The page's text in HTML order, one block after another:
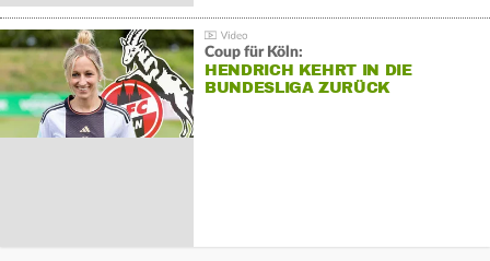
Coup für Köln:
HENDRICH KEHRT IN DIE
BUNDESLIGA ZURÜCK